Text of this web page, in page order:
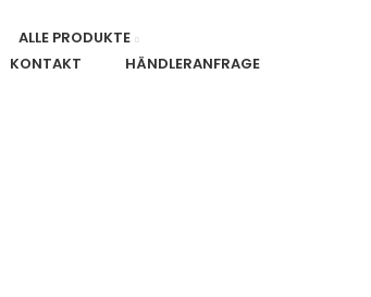
ALLE PRODUKTE
KONTAKT HÄNDLERANFRAGE